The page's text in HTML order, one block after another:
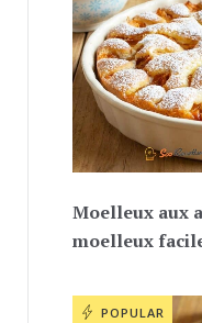
Moelleux aux
moelleux
POPULAR